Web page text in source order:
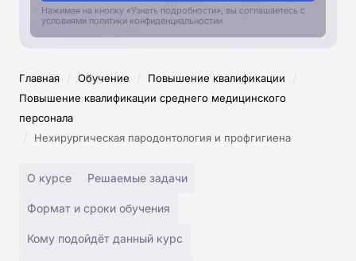
Нажимая на кнопку «Узнать подробности», вы соглашаетесь с
условиями политики конфиденциальностии
Главная / Обучение / Повышение квалификации /
Повышение квалификации среднего медицинского
персонала
/ Нехирургическая пародонтология и профгигиена
О курсе Решаемые задачи
Формат и сроки обучения
Кому подойдёт данный курс